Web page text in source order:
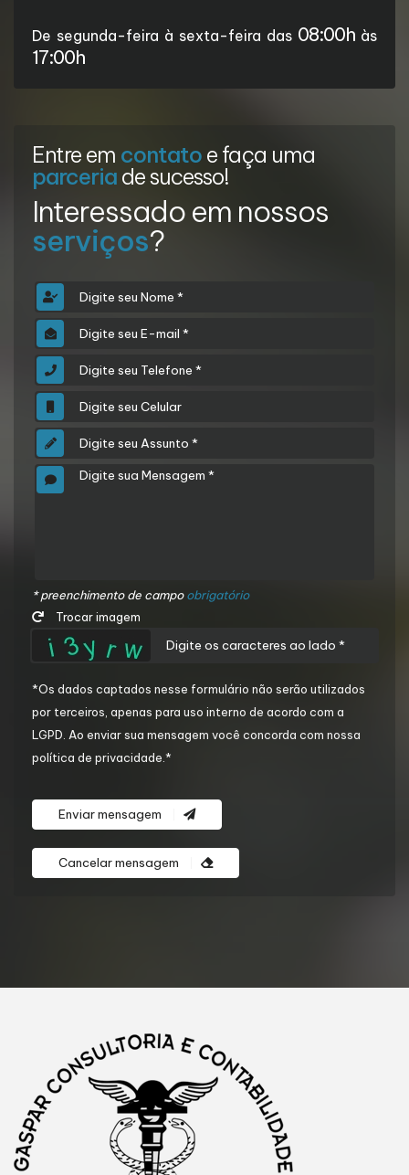
De segunda-feira à sexta-feira das 08:00h às
17:00h
Entre em contato e faça uma
parceria de sucesso!
Interessado em nossos
serviços?
* preenchimento de campoobrigatório
Trocar imagem
*Os dados captados nesse formulário não serão utilizados
por terceiros, apenas para uso interno de acordo com a
LGPD . Ao enviar sua mensagem você concorda com nossa
política de privacidade.*
Enviar mensagem
Cancelar mensagem